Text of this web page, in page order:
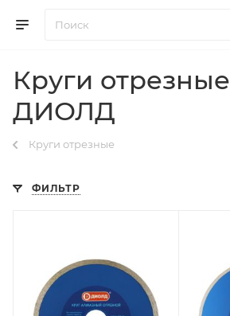
Круги отрезные
ДИОЛД
Круги отрезные
ФИЛЬТР